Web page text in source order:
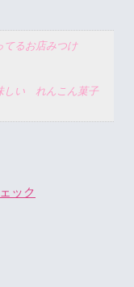
るお店みつけ
しい れんこん菓子
ック